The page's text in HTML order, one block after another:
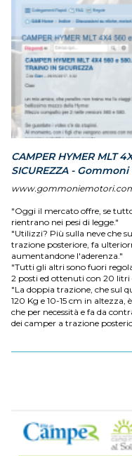
CAMPER HYMER MLT
SICUREZZA -
"Oggi il mercato offre, se
rientrano nei pesi di legge."
"Utilizzi? Più sulla neve che
trazione posteriore, fa
aumentandone l'aderenza."
"Tutti gli altri sono fuori
2 posti ed ottenuti con 20 litri
"La doppia trazione, che sul
120 Kg e 10-15 cm in
che per necessità e fa da
dei camper a trazione